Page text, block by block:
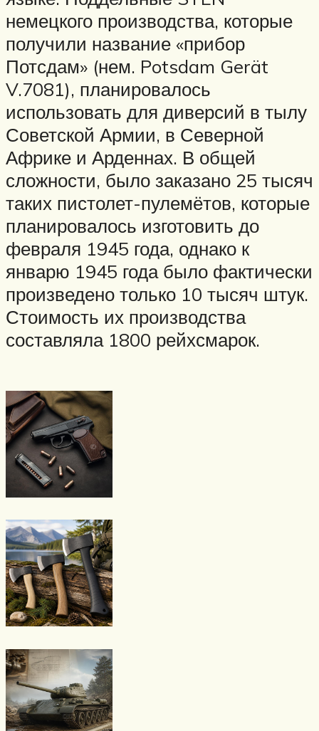
немецкого производства, которые
получили название «прибор
Потсдам» (нем. Potsdam Gerät
V.7081), планировалось
использовать для диверсий в тылу
Советской Армии, в Северной
Африке и Арденнах. В общей
сложности, было заказано 25 тысяч
таких пистолет-пулемётов, которые
планировалось изготовить до
февраля 1945 года, однако к
январю 1945 года было фактически
произведено только 10 тысяч штук.
Стоимость их производства
составляла 1800 рейхсмарок.